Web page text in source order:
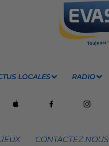
LOCALES RADIO
CONTACTEZ NOUS